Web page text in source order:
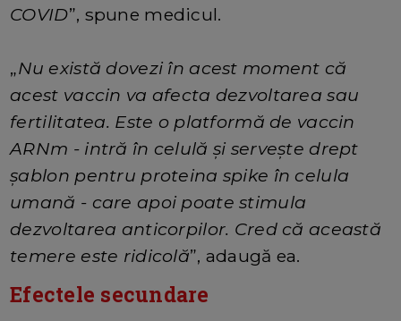
COVID”, spune medicul.
„Nu există dovezi în acest moment că
acest vaccin va afecta dezvoltarea sau
fertilitatea. Este o platformă de vaccin
ARNm - intră în celulă și servește drept
șablon pentru proteina spike în celula
umană - care apoi poate stimula
dezvoltarea anticorpilor. Cred că această
temere este ridicolă”, adaugă ea.
Efectele secundare